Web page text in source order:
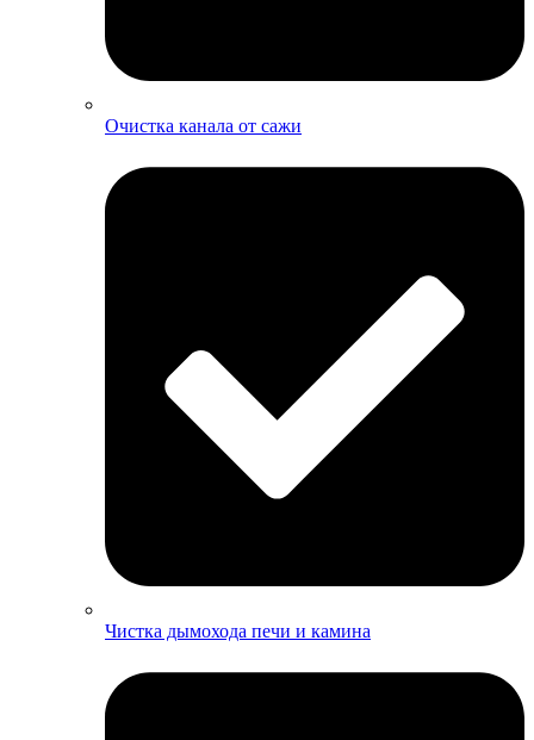
Очистка канала от сажи
Чистка дымохода печи и камина